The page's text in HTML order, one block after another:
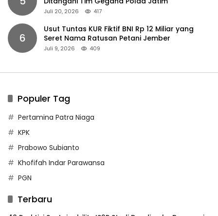
Juli 20, 2026 417
6
Usut Tuntas KUR Fiktif BNI Rp 12 Miliar yang
Seret Nama Ratusan Petani Jember
Juli 9, 2026 409
Populer Tag
Pertamina Patra Niaga
KPK
Prabowo Subianto
Khofifah Indar Parawansa
PGN
Terbaru